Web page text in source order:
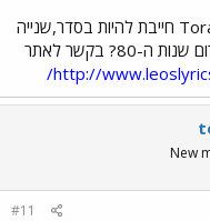
כל מי שכינוייה הוא Tora חייבת להיות בסדר,שנייה
את אותה טורה מפורום שנות ה-80? בקשר לאתר
http://
New
#11